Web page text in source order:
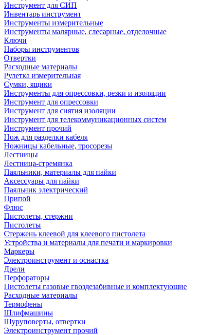
Инструмент для СИП
Инвентарь инструмент
Инструменты измерительные
Инструменты малярные, слесарные, отделочные
Ключи
Наборы инструментов
Отвертки
Расходные материалы
Рулетка измерительная
Сумки, ящики
Инструменты для опрессовки, резки и изоляции
Инструмент для опрессовки
Инструмент для снятия изоляции
Инструмент для телекоммуникационных систем
Инструмент прочий
Нож для разделки кабеля
Ножницы кабельные, тросорезы
Лестницы
Лестница-стремянка
Паяльники, материалы для пайки
Аксессуары для пайки
Паяльник электрический
Припой
Флюс
Пистолеты, стержни
Пистолеты
Стержень клеевой для клеевого пистолета
Устройства и материалы для печати и маркировки
Маркеры
Электроинструмент и оснастка
Дрели
Перфораторы
Пистолеты газовые гвоздезабивные и комплектующие
Расходные материалы
Термофены
Шлифмашины
Шуруповерты, отвертки
Электроинструмент прочий